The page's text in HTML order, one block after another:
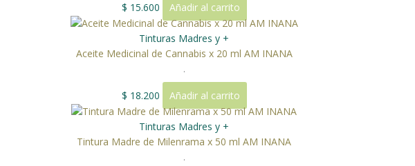
$ 15.600 Añadir al carrito
Tinturas Madres y +
Aceite Medicinal de Cannabis x 20 ml AM INANA
.
$ 18.200 Añadir al carrito
Tinturas Madres y +
Tintura Madre de Milenrama x 50 ml AM INANA
.